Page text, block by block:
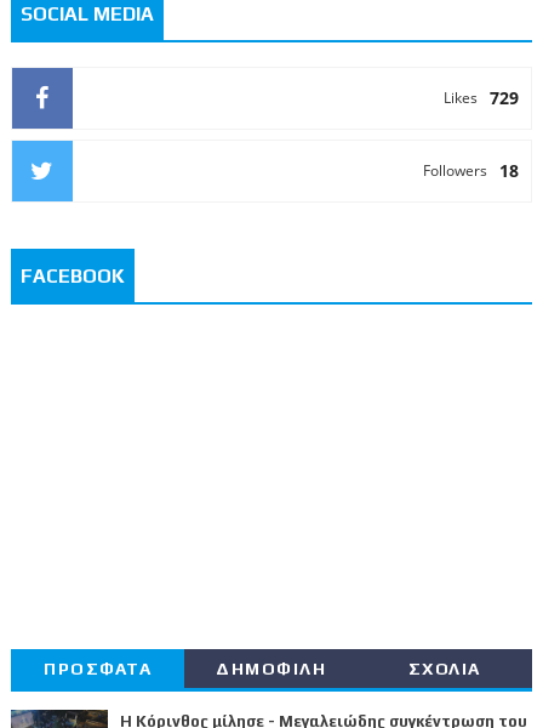
SOCIAL MEDIA
729
Likes
18
Followers
FACEBOOK
ΠΡΟΣΦΑΤΑ ΔΗΜΟΦΙΛΗ ΣΧΟΛΙΑ
Η Κόρινθος μίλησε - Μεγαλειώδης συγκέντρωση του